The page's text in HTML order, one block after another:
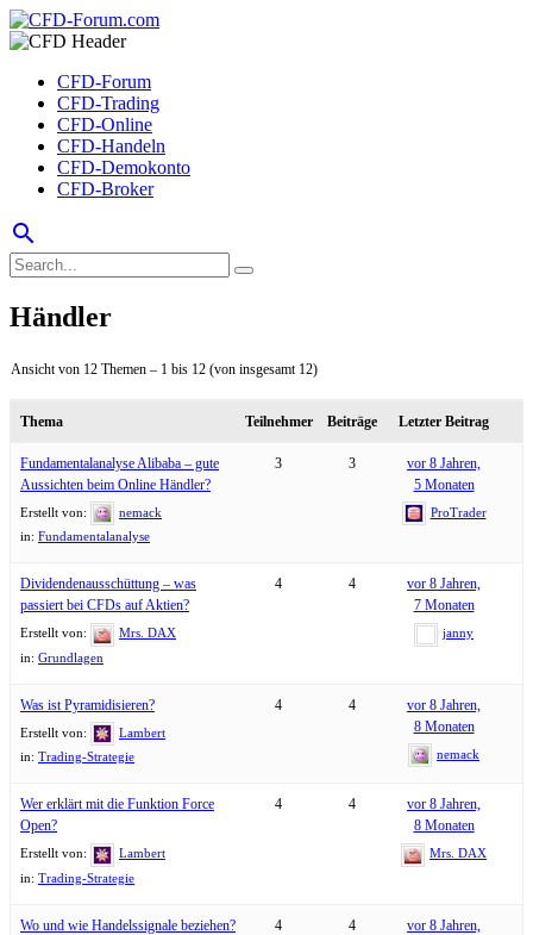
CFD-Forum
CFD-Trading
CFD-Online
CFD-Handeln
CFD-Demokonto
CFD-Broker
search
Händler
Ansicht von 12 Themen – 1 bis 12 (von insgesamt 12)
Thema Teilnehmer Beiträge Letzter Beitrag
Fundamentalanalyse Alibaba – gute
Aussichten beim Online Händler?
Erstellt von:
nemack
in: Fundamentalanalyse
3 3
vor 8 Jahren,
5 Monaten
ProTrader
Dividendenausschüttung – was
passiert bei CFDs auf Aktien?
Erstellt von:
Mrs. DAX
in: Grundlagen
4 4
vor 8 Jahren,
7 Monaten
janny
Was ist Pyramidisieren?
Erstellt von:
Lambert
in: Trading-Strategie
4 4
vor 8 Jahren,
8 Monaten
nemack
Wer erklärt mit die Funktion Force
Open?
Erstellt von:
Lambert
in: Trading-Strategie
4 4
vor 8 Jahren,
8 Monaten
Mrs. DAX
Wo und wie Handelssignale beziehen?
4 4
vor 8 Jahren,